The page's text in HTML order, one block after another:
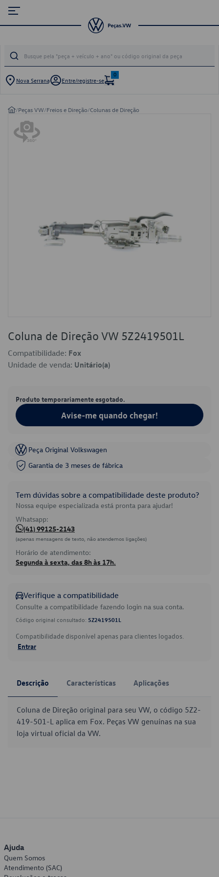
Nova Serrana Entre/registre-se
0
/Peças VW/Freios e Direção/Colunas de Direção
Coluna de Direção VW 5Z2419501L
Compatibilidade: Fox
Unidade de venda: Unitário(a)
Produto temporariamente esgotado.
Avise-me quando chegar!
Peça Original Volkswagen
Garantia de 3 meses de fábrica
Tem dúvidas sobre a compatibilidade deste produto?
Nossa equipe especializada está pronta para ajudar!
Whatsapp:
(41) 99125-2143
(apenas mensagens de texto, não atendemos ligações)
Horário de atendimento:
Segunda à sexta, das 8h às 17h.
Verifique a compatibilidade
Consulte a compatibilidade fazendo login na sua conta.
Código original consultado: 5Z2419501L
Compatibilidade disponível apenas para clientes logados.
Entrar
Descrição Características Aplicações
Coluna de Direção original para seu VW, o código 5Z2-
419-501-L aplica em Fox. Peças VW genuínas na sua
loja virtual oficial da VW.
Ajuda
Quem Somos
Atendimento (SAC)